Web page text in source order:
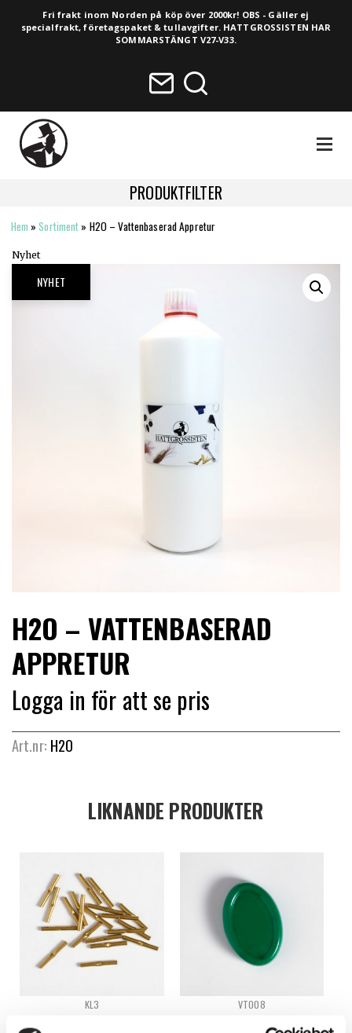
Fri frakt inom Norden på köp över 2000kr! OBS - Gäller ej
specialfrakt, företagspaket & tullavgifter. HATTGROSSISTEN HAR
SOMMARSTÄNGT V27-V33.
PRODUKTFILTER
HELA SORTIMENTET
VINTAGE
Hem »Sortiment » H2O – Vattenbaserad Appretur
Nyhet
NYHET
H2O – VATTENBASERAD
APPRETUR
Logga in för att se pris
Art.nr: H2O
LIKNANDE PRODUKTER
KL3 VT008
MAGNETISK NÅLDYNA